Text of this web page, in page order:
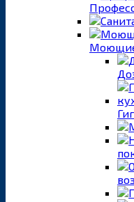
Моющие